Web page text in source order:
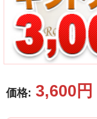
価格: 3,600円